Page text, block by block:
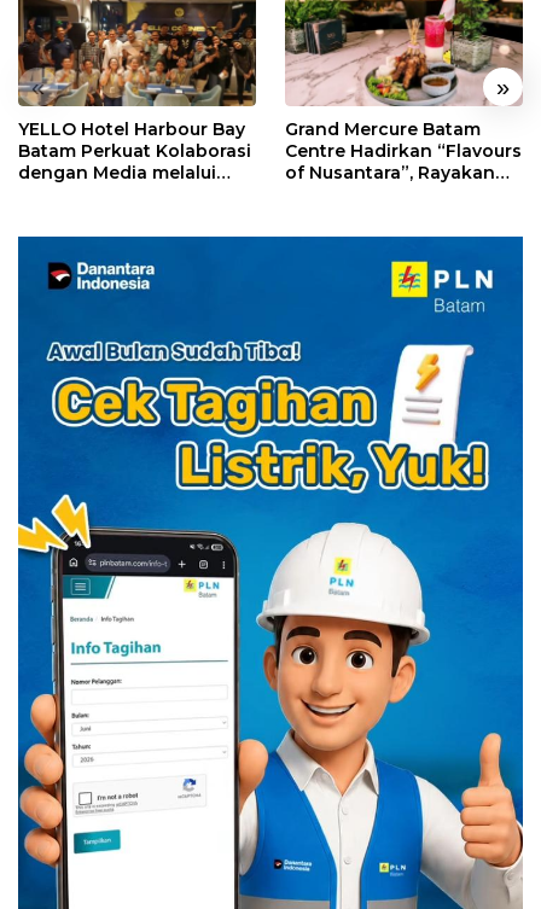
« »
YELLO Hotel Harbour Bay
Batam Perkuat Kolaborasi
dengan Media melalui
Grand Mercure Batam
Centre Hadirkan “Flavours
of Nusantara”, Rayakan